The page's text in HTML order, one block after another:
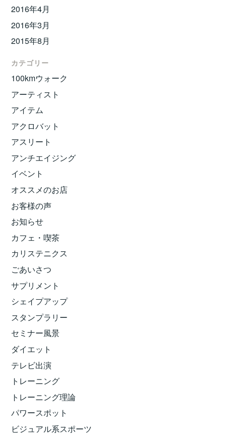
2016年4月
2016年3月
2015年8月
カテゴリー
100kmウォーク
アーティスト
アイテム
アクロバット
アスリート
アンチエイジング
イベント
オススメのお店
お客様の声
お知らせ
カフェ・喫茶
カリステニクス
ごあいさつ
サプリメント
シェイプアップ
スタンプラリー
セミナー風景
ダイエット
テレビ出演
トレーニング
トレーニング理論
パワースポット
ビジュアル系スポーツ